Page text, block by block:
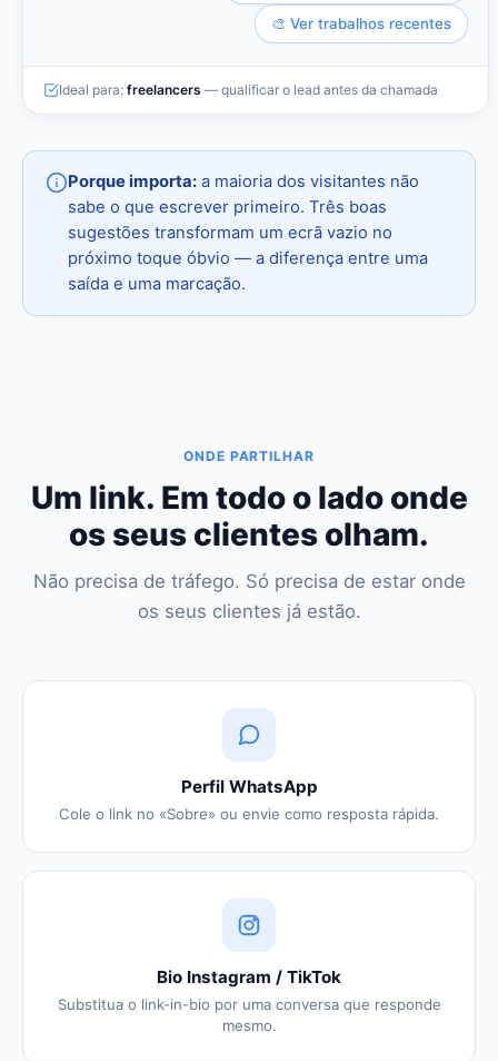
🎨 Ver trabalhos recentes
Ideal para: freelancers — qualificar o lead antes da chamada
Porque importa: a maioria dos visitantes não
sabe o que escrever primeiro. Três boas
sugestões transformam um ecrã vazio no
próximo toque óbvio — a diferença entre uma
saída e uma marcação.
ONDE PARTILHAR
Um link. Em todo o lado onde
os seus clientes olham.
Não precisa de tráfego. Só precisa de estar onde
os seus clientes já estão.
Perfil WhatsApp
Cole o link no «Sobre» ou envie como resposta rápida.
Bio Instagram / TikTok
Substitua o link-in-bio por uma conversa que responde
mesmo.